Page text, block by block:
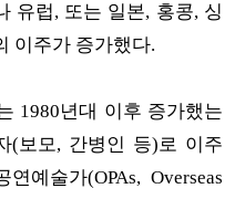
유럽, 또는 일본, 홍콩, 싱
이주가 증가했다.
1980년대 이후 증가했는
(보모, 간병인 등)로 이주
예술가(OPAs, Overseas